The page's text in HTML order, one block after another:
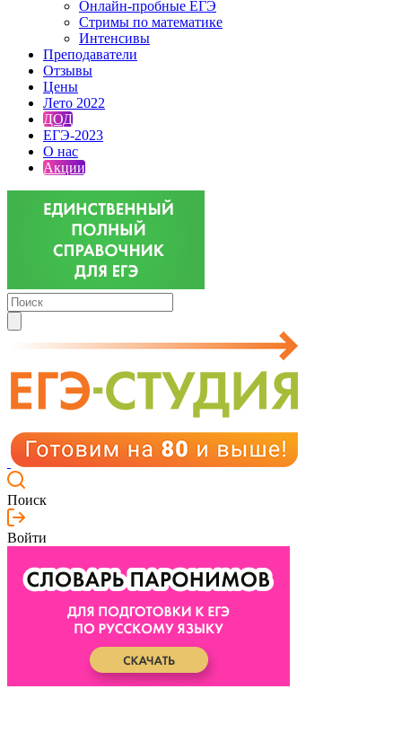
Онлайн-пробные ЕГЭ
Стримы по математике
Интенсивы
Преподаватели
Отзывы
Цены
Лето 2022
ДОД
ЕГЭ-2023
О нас
Акции
Поиск
Войти